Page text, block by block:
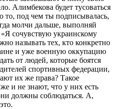
Алимбекова будет тусоваться
то, под чем ты подписывалась,
молчи дальше, выполняй
сочувствую украинскому
называть тех, кто конкретно
и уже военную оккупацию
от людей, которые боятся
спортивных федерации,
их же права? Такое
и не знают, что у них есть
должны соблюдаться. А,